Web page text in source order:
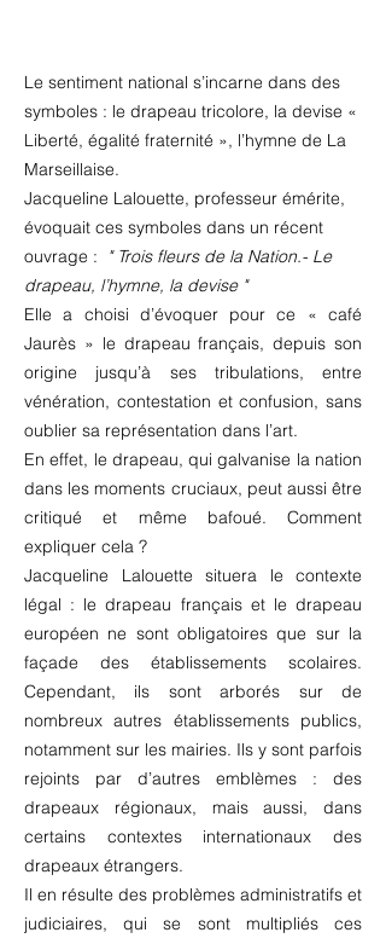
Le sentiment national s’incarne dans des
symboles : le drapeau tricolore, la devise «
Liberté, égalité fraternité », l’hymne de La
Marseillaise.
Jacqueline Lalouette, professeur émérite,
évoquait ces symboles dans un récent
ouvrage :
" Trois fleurs de la Nation.- Le
drapeau, l’hymne, la devise "
Elle a choisi d’évoquer pour ce « café
Jaurès » le drapeau français, depuis son
origine jusqu’à ses tribulations, entre
vénération, contestation et confusion, sans
oublier sa représentation dans l’art.
En effet, le drapeau, qui galvanise la nation
dans les moments cruciaux, peut aussi être
critiqué et même bafoué. Comment
expliquer cela ?
Jacqueline Lalouette situera le contexte
légal : le drapeau français et le drapeau
européen ne sont obligatoires que sur la
façade des établissements scolaires.
Cependant, ils sont arborés sur de
nombreux autres établissements publics,
notamment sur les mairies. Ils y sont parfois
rejoints par d’autres emblèmes : des
drapeaux régionaux, mais aussi, dans
certains contextes internationaux des
drapeaux étrangers.
Il en résulte des problèmes administratifs et
judiciaires, qui se sont multipliés ces